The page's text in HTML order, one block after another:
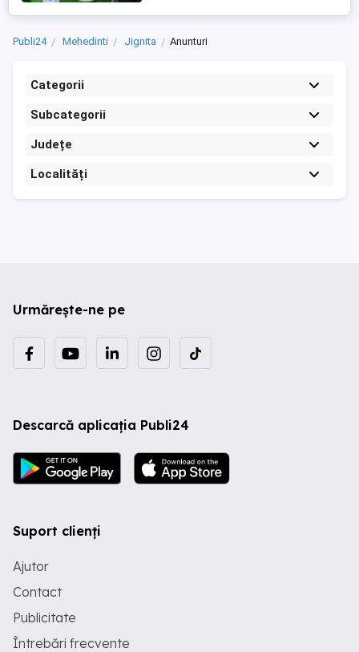
Publi24 Mehedinti Jignita Anunturi
Categorii
Subcategorii
Județe
Localități
Urmărește-ne pe
Descarcă aplicația Publi24
Suport clienți
Ajutor
Contact
Publicitate
Întrebări frecvente